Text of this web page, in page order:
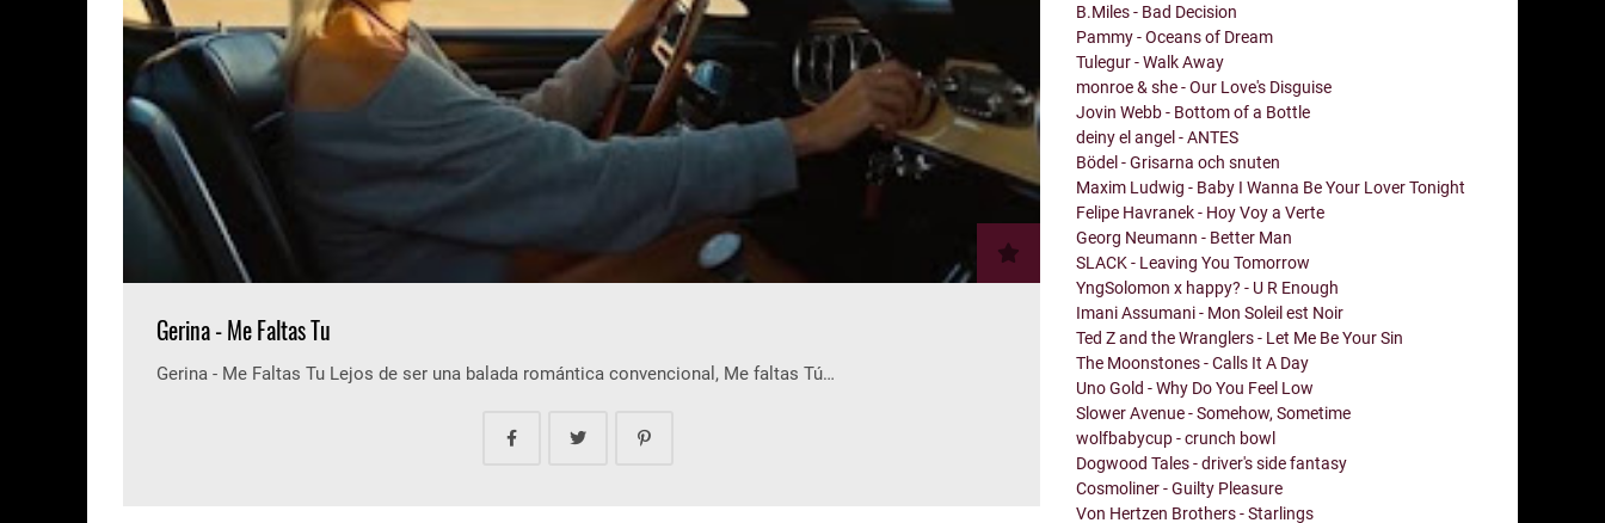
Gerina - Me Faltas Tu
Gerina - Me Faltas Tu Lejos de ser una balada romántica convencional, Me faltas Tú…
B.Miles - Bad Decision
Pammy - Oceans of Dream
Tulegur - Walk Away
monroe & she - Our Love's Disguise
Jovin Webb - Bottom of a Bottle
deiny el angel - ANTES
Bödel - Grisarna och snuten
Maxim Ludwig - Baby I Wanna Be Your Lover Tonight
Felipe Havranek - Hoy Voy a Verte
Georg Neumann - Better Man
SLACK - Leaving You Tomorrow
YngSolomon x happy? - U R Enough
Imani Assumani - Mon Soleil est Noir
Ted Z and the Wranglers - Let Me Be Your Sin
The Moonstones - Calls It A Day
Uno Gold - Why Do You Feel Low
Slower Avenue - Somehow, Sometime
wolfbabycup - crunch bowl
Dogwood Tales - driver's side fantasy
Cosmoliner - Guilty Pleasure
Von Hertzen Brothers - Starlings